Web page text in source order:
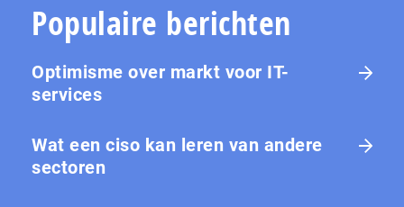
Populaire berichten
Optimisme over markt voor IT-
services
Wat een ciso kan leren van andere
sectoren